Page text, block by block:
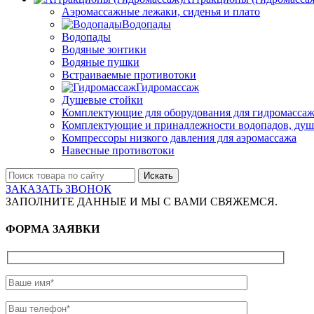
Аэромассажные лежаки, сиденья и плато
Водопады
Водопады
Водяные зонтики
Водяные пушки
Встраиваемые противотоки
Гидромассаж
Душевые стойки
Комплектующие для оборудования для
Комплектующие и принадлежности водопадов,
Компрессоры низкого давления для аэромассажа
Навесные противотоки
Искать
ЗАКАЗАТЬ ЗВОНОК
ЗАПОЛНИТЕ ДАННЫЕ И МЫ С ВАМИ СВЯЖЕМСЯ.
ФОРМА ЗАЯВКИ